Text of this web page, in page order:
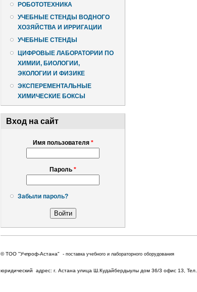
РОБОТОТЕХНИКА
УЧЕБНЫЕ СТЕНДЫ ВОДНОГО
ХОЗЯЙСТВА И ИРРИГАЦИИ
УЧЕБНЫЕ СТЕНДЫ
ЦИФРОВЫЕ ЛАБОРАТОРИИ ПО
ХИМИИ, БИОЛОГИИ,
ЭКОЛОГИИ И ФИЗИКЕ
ЭКСПЕРЕМЕНТАЛЬНЫЕ
ХИМИЧЕСКИЕ БОКСЫ
Вход на сайт
Имя пользователя *
Пароль *
Забыли пароль?
© ТОО "Учпроф-Астана" - поставка учебного и лабораторного оборудования
юридический адрес: г. Астана улица Ш.Кудайбердыулы дом 36/3 офис 13,